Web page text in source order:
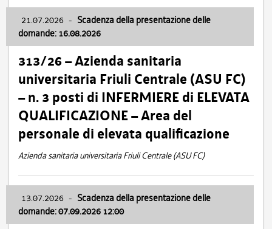
21.07.2026 - Scadenza della presentazione delle
domande: 16.08.2026
313/26 – Azienda sanitaria
universitaria Friuli Centrale (ASU FC)
– n. 3 posti di INFERMIERE di ELEVATA
QUALIFICAZIONE – Area del
personale di elevata qualificazione
Azienda sanitaria universitaria Friuli Centrale (ASU FC)
13.07.2026 - Scadenza della presentazione delle
domande: 07.09.2026 12:00